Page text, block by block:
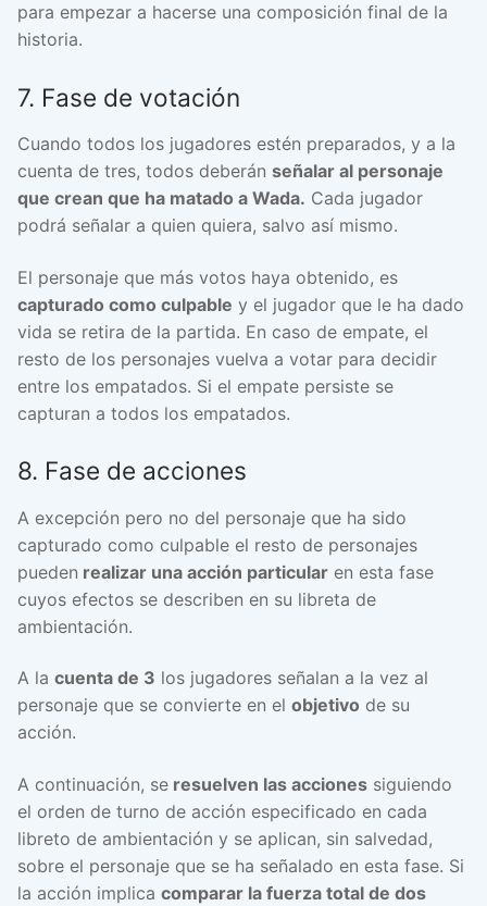
para empezar a hacerse una composición final de la
historia.
7. Fase de votación
Cuando todos los jugadores estén preparados, y a la
cuenta de tres, todos deberán señalar al personaje
que crean que ha matado a Wada. Cada jugador
podrá señalar a quien quiera, salvo así mismo.
El personaje que más votos haya obtenido, es
capturado como culpable y el jugador que le ha dado
vida se retira de la partida. En caso de empate, el
resto de los personajes vuelva a votar para decidir
entre los empatados. Si el empate persiste se
capturan a todos los empatados.
8. Fase de acciones
A excepción pero no del personaje que ha sido
capturado como culpable el resto de personajes
pueden realizar una acción particular en esta fase
cuyos efectos se describen en su libreta de
ambientación.
A la cuenta de 3 los jugadores señalan a la vez al
personaje que se convierte en el objetivo de su
acción.
A continuación, se resuelven las acciones siguiendo
el orden de turno de acción especificado en cada
libreto de ambientación y se aplican, sin salvedad,
sobre el personaje que se ha señalado en esta fase. Si
la acción implica comparar la fuerza total de dos